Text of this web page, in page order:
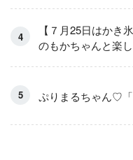
【７月25日はかき
のもかちゃんと楽
ぷりまるちゃん♡「